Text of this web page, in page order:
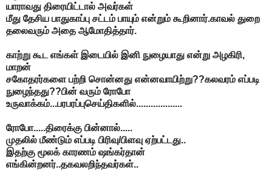
யாராவது திரையிட்டால் அவர்கள்
மீது தேசிய பாதுகாப்பு சட்டம் பாயும் என்றும் கூறினார்.காவல் துறை
தலைவரும் அதை ஆமோதித்தார்.
காற்று கூட எங்கள் இடையில் இனி நுழையாது என்று அழகிரி,
மாறன்
சகோதரர்களை பற்றி சொன்னது என்னவாயிற்று??கலவரம் எப்படி
நுழைந்தது??பின் வரும் ரோபோ
உருவாக்கம்...பரபரப்புசெய்திகளில்...................
ரோபோ.....திரைக்கு பின்னால்.....
முதலில் மீண்டும் எப்படி பிரிவு/பிளவு ஏற்பட்டது..
இதற்கு மூலக் காரணம் ஷங்கர்தான்
எங்கின்றனர்..தகவலறிந்தவர்கள்..